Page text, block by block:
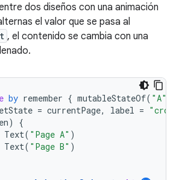
dos diseños con una animación
el valor que se pasa al
, el contenido se cambia con una
by remember { mutableStateOf( "A"
= currentPage, label =
)
{
Text( "Page A" )
Text( "Page B" )